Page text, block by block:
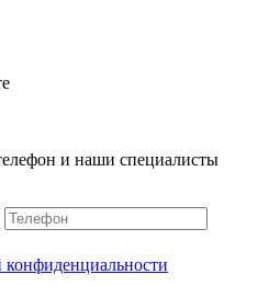
и наши специалисты
конфиденциальности